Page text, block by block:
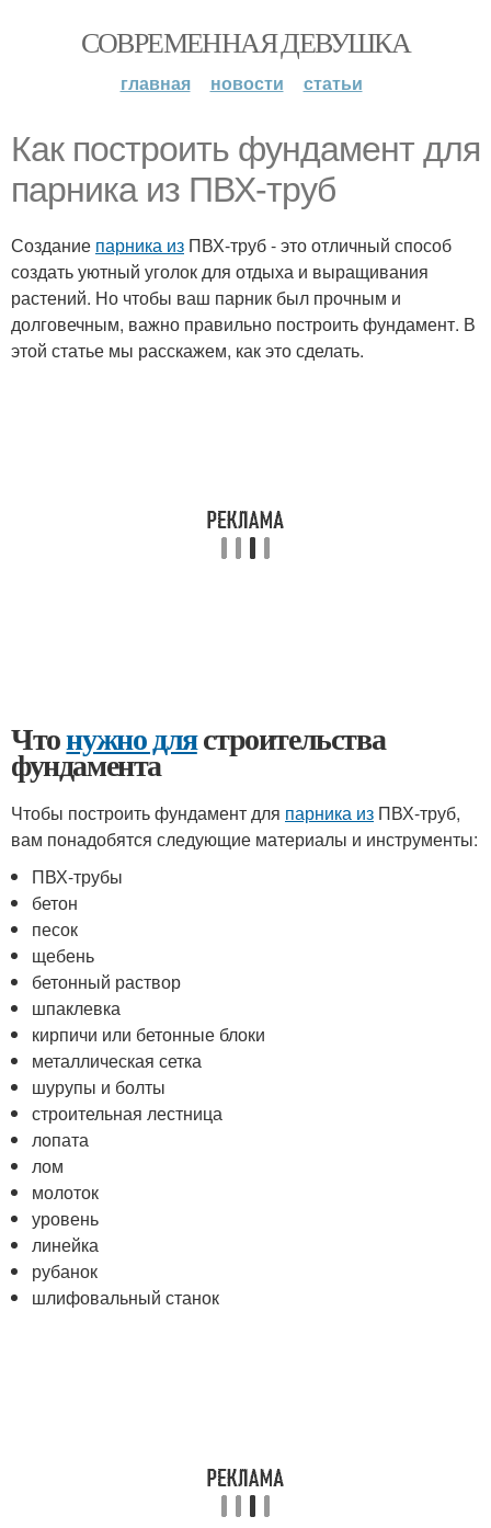
СОВРЕМЕННАЯ ДЕВУШКА
главная новости статьи
Как построить фундамент для
парника из ПВХ-труб
Создание парника из ПВХ-труб - это отличный способ
создать уютный уголок для отдыха и выращивания
растений. Но чтобы ваш парник был прочным и
долговечным, важно правильно построить фундамент. В
этой статье мы расскажем, как это сделать.
Чтонужно длястроительства
фундамента
Чтобы построить фундамент для парника из ПВХ-труб,
вам понадобятся следующие материалы и инструменты:
ПВХ-трубы
бетон
песок
щебень
бетонный раствор
шпаклевка
кирпичи или бетонные блоки
металлическая сетка
шурупы и болты
строительная лестница
лопата
лом
молоток
уровень
линейка
рубанок
шлифовальный станок